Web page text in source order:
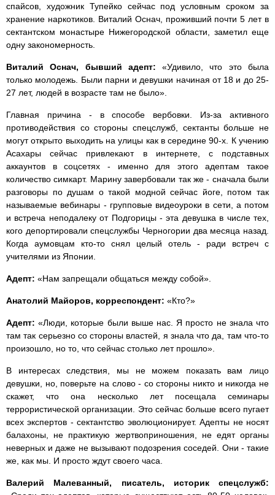
спайсов, художник Тупейко сейчас под условным сроком за
хранение наркотиков. Виталий Оснач, проживший почти 5 лет в
сектантском монастыре Нижегородской области, заметил еще
одну закономерность.
Виталий Оснач, бывший адепт: «Удивило, что это была
только молодежь. Были парни и девушки начиная от 18 и до 25-
27 лет, людей в возрасте там не было».
Главная причина - в способе вербовки. Из-за активного
противодействия со стороны спецслужб, сектанты больше не
могут открыто выходить на улицы как в середине 90-х. К учению
Асахары сейчас привлекают в интернете, с подставных
аккаунтов в соцсетях - именно для этого адептам такое
количество симкарт. Марину завербовали так же - сначала были
разговоры по душам о такой модной сейчас йоге, потом так
называемые вебинары - групповые видеоуроки в сети, а потом
и встреча неподалеку от Подгорицы - эта девушка в числе тех,
кого депортировали спецслужбы Черногории два месяца назад.
Когда аумовцам кто-то снял целый отель - ради встреч с
учителями из Японии.
Адепт: «Нам запрещали общаться между собой».
Анатолий Майоров, корреспондент: «Кто?»
Адепт: «Люди, которые были выше нас. Я просто не знала что
там так серьезно со стороны властей, я знала что да, там что-то
произошло, но то, что сейчас столько лет прошло».
В интересах следствия, мы не можем показать вам лицо
девушки, но, поверьте на слово - со стороны никто и никогда не
скажет, что она несколько лет посещала семинары
террористической организации. Это сейчас больше всего пугает
всех экспертов - сектантство эволюционирует. Адепты не носят
балахоны, не практикую жертвоприношения, не едят органы
неверных и даже не вызывают подозрения соседей. Они - такие
же, как мы. И просто ждут своего часа.
Валерий Малеванный, писатель, историк спецслужб: